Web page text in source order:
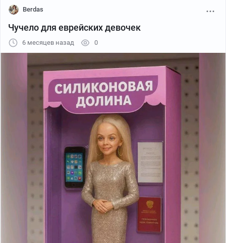
Berdas
Чучело для еврейских девочек
6 месяцев назад 0